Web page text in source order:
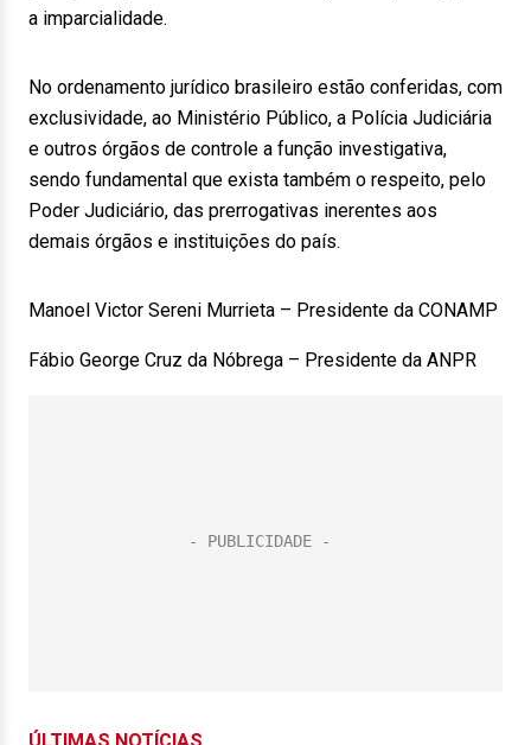
a imparcialidade.
No ordenamento jurídico brasileiro estão conferidas, com
exclusividade, ao Ministério Público, a Polícia Judiciária
e outros órgãos de controle a função investigativa,
sendo fundamental que exista também o respeito, pelo
Poder Judiciário, das prerrogativas inerentes aos
demais órgãos e instituições do país.
Manoel Victor Sereni Murrieta – Presidente da CONAMP
Fábio George Cruz da Nóbrega – Presidente da ANPR